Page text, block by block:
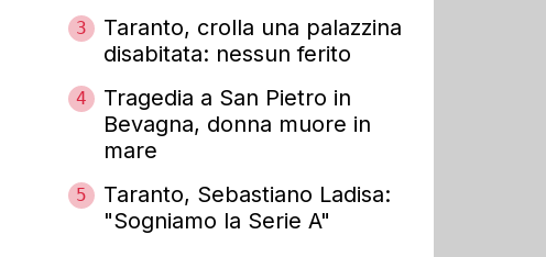
3
Taranto, crolla una palazzina
disabitata: nessun ferito
4
Tragedia a San Pietro in
Bevagna, donna muore in
mare
5
Taranto, Sebastiano Ladisa:
"Sogniamo la Serie A"